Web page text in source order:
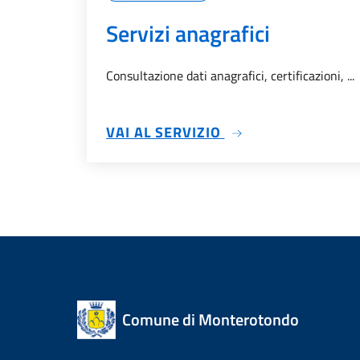
Servizi anagrafici
Consultazione dati anagrafici, certificazioni, ...
VAI AL SERVIZIO SU SERVIZI
Comune di Monterotondo